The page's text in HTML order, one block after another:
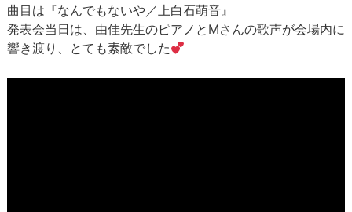
曲目は『なんでもないや／上白石萌音』
発表会当日は、由佳先生のピアノとMさんの歌声が会場内に
響き渡り、とても素敵でした